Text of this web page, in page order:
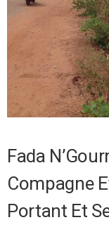
Fada
Compagne
Portant Et